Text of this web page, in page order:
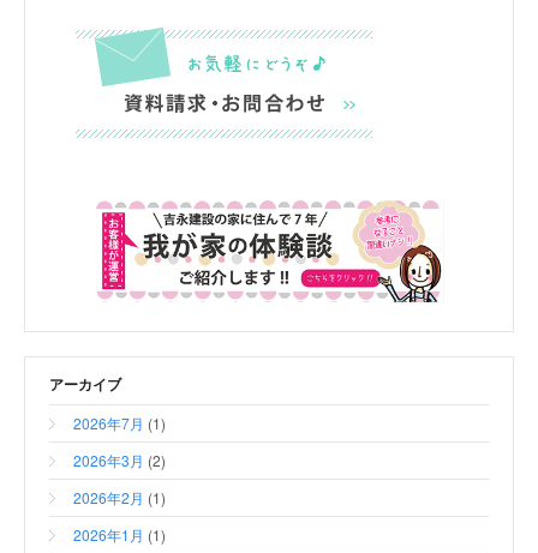
アーカイブ
2026年7月 (1)
2026年3月 (2)
2026年2月 (1)
2026年1月 (1)